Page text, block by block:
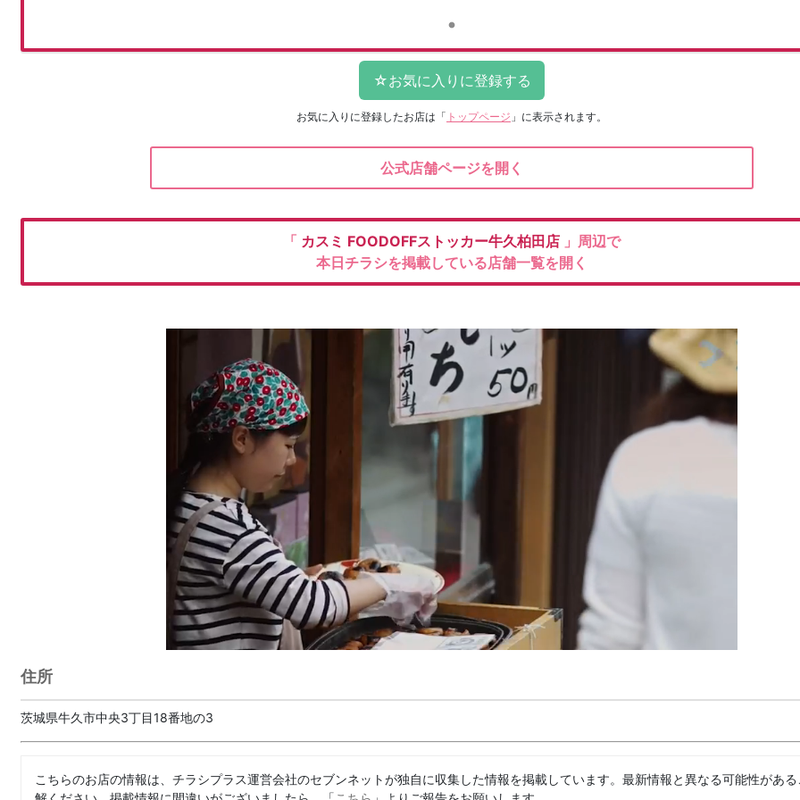
お気に入りに登録したお店は 「 トップページ 」に表示されます。
公式店舗ページを開く
「 カスミ FOODOFFストッカー牛久柏田店 」周辺で
本日チラシを掲載している店舗一覧を開く
住所
茨城県牛久市中央3丁目18番地の3
こちらのお店の情報は、チラシプラス運営会社のセブンネットが独自に収集した情報を掲載しています。最新情報と異なる可能性があ